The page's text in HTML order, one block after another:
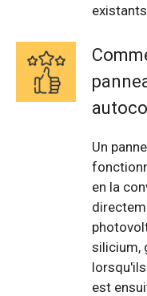
Un
en la
silicium,
est